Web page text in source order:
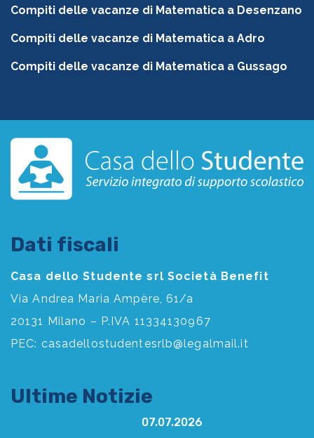
Compiti delle vacanze di Matematica a Desenzano
Compiti delle vacanze di Matematica a Adro
Compiti delle vacanze di Matematica a Gussago
Dati fiscali
Casa dello Studente srl Società Benefit
Via Andrea Maria Ampère, 61/a
20131 Milano – P.IVA 11334130967
PEC: casadellostudentesrlb@legalmail.it
Ultime Notizie
07.07.2026